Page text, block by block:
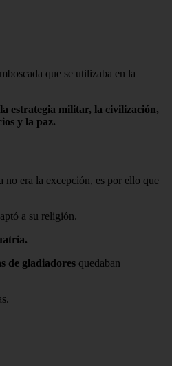
que se utilizaba en la
estrategia militar, la civilización,
y la paz.
no era la excepción, es por ello que
a su religión.
de gladiadores quedaban